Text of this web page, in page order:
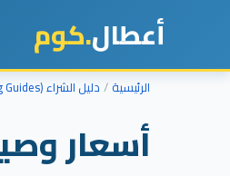
أعطال.كوم
الرئيسية دليل الشراء (Buying Guides)
أسعار وصيانة جيتور 2026 جدول